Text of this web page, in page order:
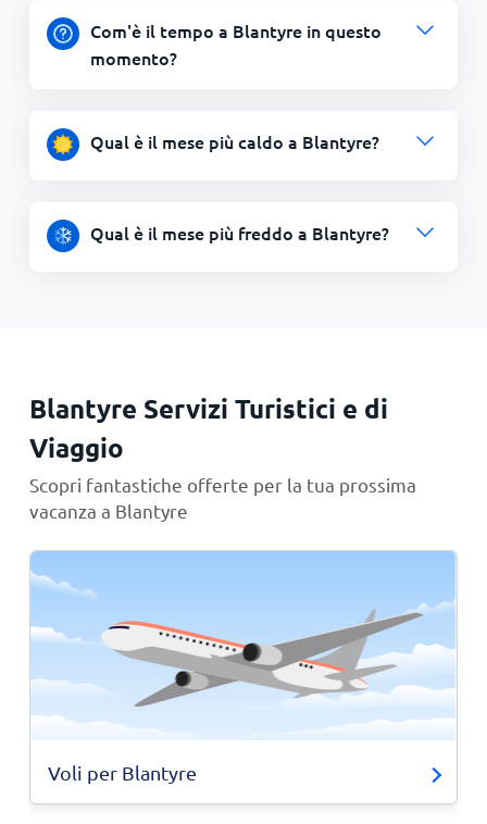
Com'è il tempo a Blantyre in questo
momento?
Qual è il mese più caldo a Blantyre?
Qual è il mese più freddo a Blantyre?
Blantyre Servizi Turistici e di
Viaggio
Scopri fantastiche offerte per la tua prossima
vacanza a Blantyre
Voli per Blantyre